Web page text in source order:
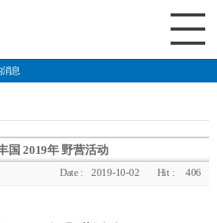
消息
国 2019年 野营活动
Date : 2019-10-02 Hit : 406